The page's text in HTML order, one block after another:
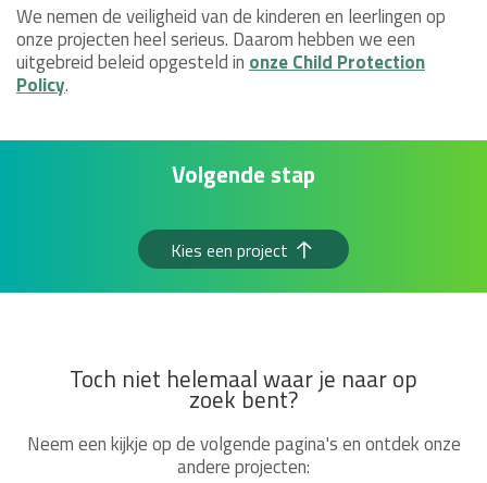
We nemen de veiligheid van de kinderen en leerlingen op
onze projecten heel serieus. Daarom hebben we een
uitgebreid beleid opgesteld in onze Child Protection
Policy.
Volgende stap
Kies een project
Toch niet helemaal waar je naar op
zoek bent?
Neem een kijkje op de volgende pagina's en ontdek onze
andere projecten: